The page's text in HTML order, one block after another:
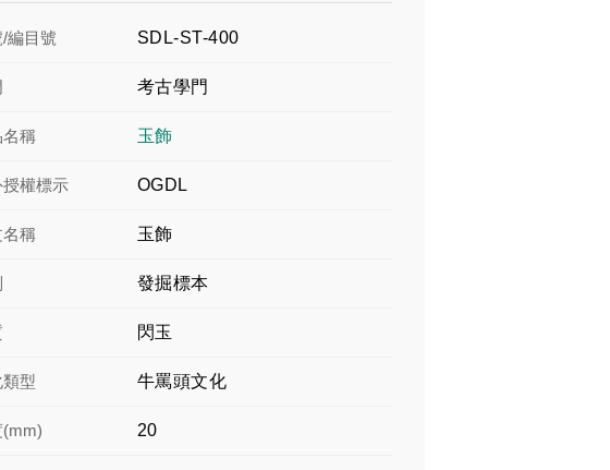
編目號 SDL-ST-400
考古學門
稱 玉飾
權標示 OGDL
稱 玉飾
發掘標本
閃玉
型 牛罵頭文化
20